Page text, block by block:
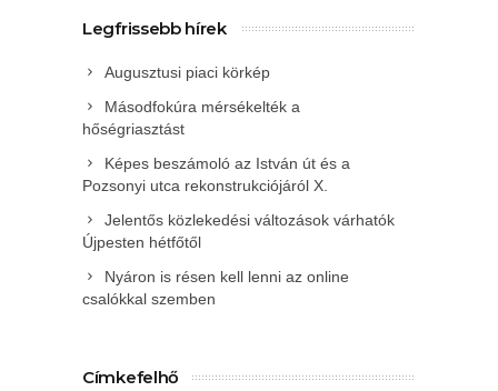
Legfrissebb hírek
Augusztusi piaci körkép
Másodfokúra mérsékelték a
hőségriasztást
Képes beszámoló az István út és a
Pozsonyi utca rekonstrukciójáról X.
Jelentős közlekedési változások várhatók
Újpesten hétfőtől
Nyáron is résen kell lenni az online
csalókkal szemben
Címkefelhő